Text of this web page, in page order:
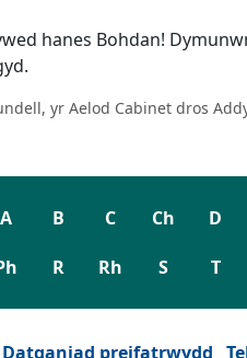
hanes Bohdan!
yr Aelod Cabinet dros
A B C Ch D
R Rh S T
Datganiad preifatrwydd